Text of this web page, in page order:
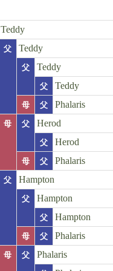
Teddy
父 Teddy
父 Teddy
父 Teddy
母 父 Phalaris
母 父 Herod
父 Herod
母 父 Phalaris
父 Hampton
父 Hampton
父 Hampton
母 父 Phalaris
母 父 Phalaris